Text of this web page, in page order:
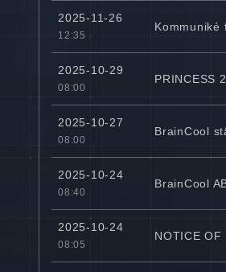
2025-11-26
12:35
Kommuniké
2025-10-29
08:00
PRINCESS
2025-10-27
08:00
BrainCool
2025-10-24
08:40
BrainCool
2025-10-24
08:05
NOTICE OF